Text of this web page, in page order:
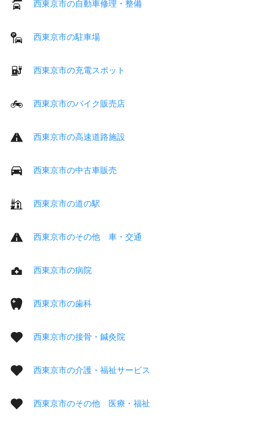
西東京市の自動車修理・整備
西東京市の駐車場
西東京市の充電スポット
西東京市のバイク販売店
西東京市の高速道路施設
西東京市の中古車販売
西東京市の道の駅
西東京市のその他 車・交通
西東京市の病院
西東京市の歯科
西東京市の接骨・鍼灸院
西東京市の介護・福祉サービス
西東京市のその他 医療・福祉